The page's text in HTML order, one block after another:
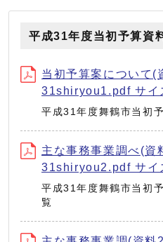
平成31年度当初予算資
当初予算案について(
31shiryou1.pdf サイ
平成31年度舞鶴市当初
主な事務事業調べ(資
31shiryou2.pdf サイ
平成31年度舞鶴市当初
覧